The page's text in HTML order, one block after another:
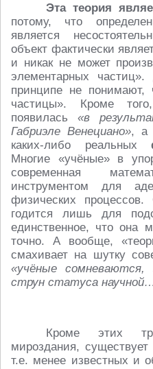
Эта теория
потому, что
является
объект фактически
и никак не может
элементарных
принципе не понимают,
частицы». Кроме
появилась «в
Габриэле Венециано», а
каких-либо реальных
Многие «учёные» в
современная
инструментом для
физических процессов.
годится лишь для
единственное, что она
точно. А вообще,
смахивает на шутку
«учёные
струн статуса
Кроме этих
мироздания,
т.е. менее известных и